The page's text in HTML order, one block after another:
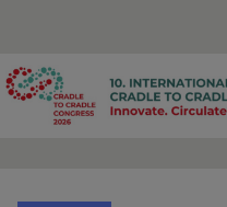
Advertising